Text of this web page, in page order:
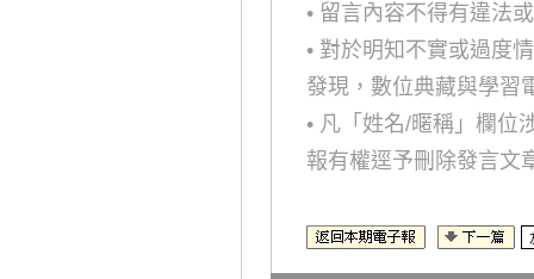
• 留言內容不得有違法
• 對於明知不實或過度
發現，數位典藏與學習
• 凡「姓名/暱稱」欄位
報有權逕予刪除發言文